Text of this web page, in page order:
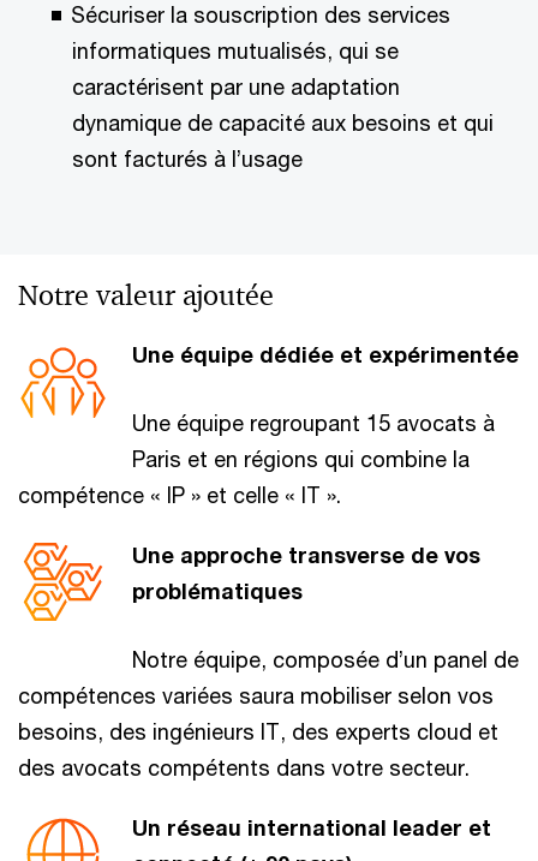
Sécuriser la souscription des services
informatiques mutualisés, qui se
caractérisent par une adaptation
dynamique de capacité aux besoins et qui
sont facturés à l’usage
Notre valeur ajoutée
Une équipe dédiée et expérimentée
Une équipe regroupant 15 avocats à
Paris et en régions qui combine la
compétence « IP » et celle « IT ».
Une approche transverse de vos
problématiques
Notre équipe, composée d’un panel de
compétences variées saura mobiliser selon vos
besoins, des ingénieurs IT, des experts cloud et
des avocats compétents dans votre secteur.
Un réseau international leader et